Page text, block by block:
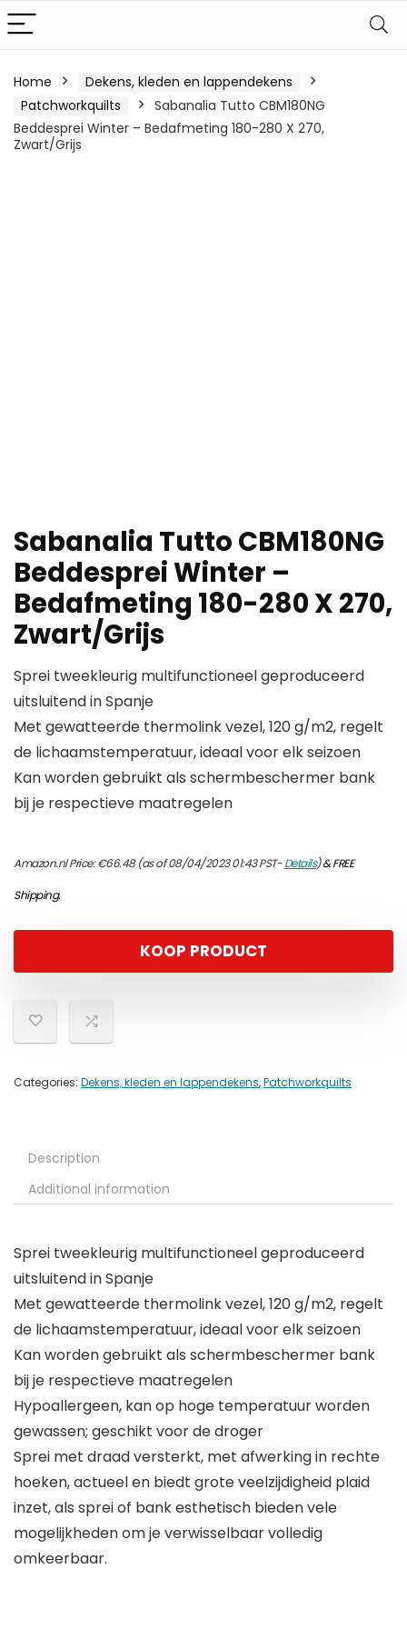
Home
Dekens, kleden en lappendekens
Patchworkquilts
Sabanalia Tutto CBM180NG
Beddesprei Winter – Bedafmeting 180-280 X 270,
Zwart/Grijs
Sabanalia Tutto CBM180NG
Beddesprei Winter –
Bedafmeting 180-280 X 270,
Zwart/Grijs
Sprei tweekleurig multifunctioneel geproduceerd
uitsluitend in Spanje
Met gewatteerde thermolink vezel, 120 g/m2, regelt
de lichaamstemperatuur, ideaal voor elk seizoen
Kan worden gebruikt als schermbeschermer bank
bij je respectieve maatregelen
Amazon.nl Price:€66.48(as of 08/04/2023 01:43 PST-Details)&FREE
Shipping.
KOOP PRODUCT
Categories: Dekens, kleden en lappendekens,Patchworkquilts
Description
Additional information
Sprei tweekleurig multifunctioneel geproduceerd
uitsluitend in Spanje
Met gewatteerde thermolink vezel, 120 g/m2, regelt
de lichaamstemperatuur, ideaal voor elk seizoen
Kan worden gebruikt als schermbeschermer bank
bij je respectieve maatregelen
Hypoallergeen, kan op hoge temperatuur worden
gewassen; geschikt voor de droger
Sprei met draad versterkt, met afwerking in rechte
hoeken, actueel en biedt grote veelzijdigheid plaid
inzet, als sprei of bank esthetisch bieden vele
mogelijkheden om je verwisselbaar volledig
omkeerbaar.